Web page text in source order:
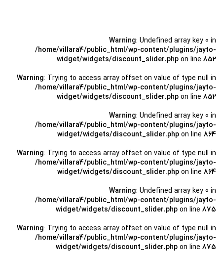
Warning: Undefined array key 0 in
/home/villara4/public_html/wp-content/plugins/jayto-
widget/widgets/discount_slider.php on line 852
Warning: Trying to access array offset on value of type null in
/home/villara4/public_html/wp-content/plugins/jayto-
widget/widgets/discount_slider.php on line 852
Warning: Undefined array key 0 in
/home/villara4/public_html/wp-content/plugins/jayto-
widget/widgets/discount_slider.php on line 864
Warning: Trying to access array offset on value of type null in
/home/villara4/public_html/wp-content/plugins/jayto-
widget/widgets/discount_slider.php on line 864
Warning: Undefined array key 0 in
/home/villara4/public_html/wp-content/plugins/jayto-
widget/widgets/discount_slider.php on line 875
Warning: Trying to access array offset on value of type null in
/home/villara4/public_html/wp-content/plugins/jayto-
widget/widgets/discount_slider.php on line 875